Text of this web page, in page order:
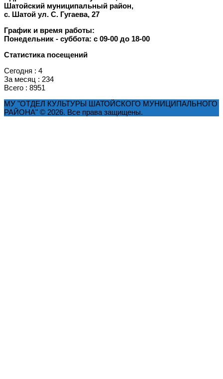
Шатойский муниципальный район,
с. Шатой ул. С. Гугаева, 27
График и время работы:
Понедельник - суббота: с 09-00 до 18-00
Статистика посещений
Сегодня : 4
За месяц : 234
Всего : 8951
МУ "ОТДЕЛ КУЛЬТУРЫ ШАТОЙСКОГО МУНИЦИПАЛЬНОГО
РАЙОНА" © 2026. Все права защищены.